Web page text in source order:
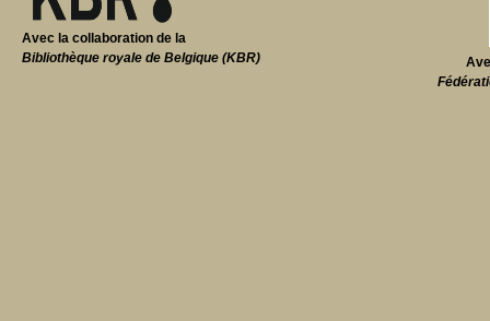
Avec la collaboration de la
Bibliothèque royale de Belgique (KBR)